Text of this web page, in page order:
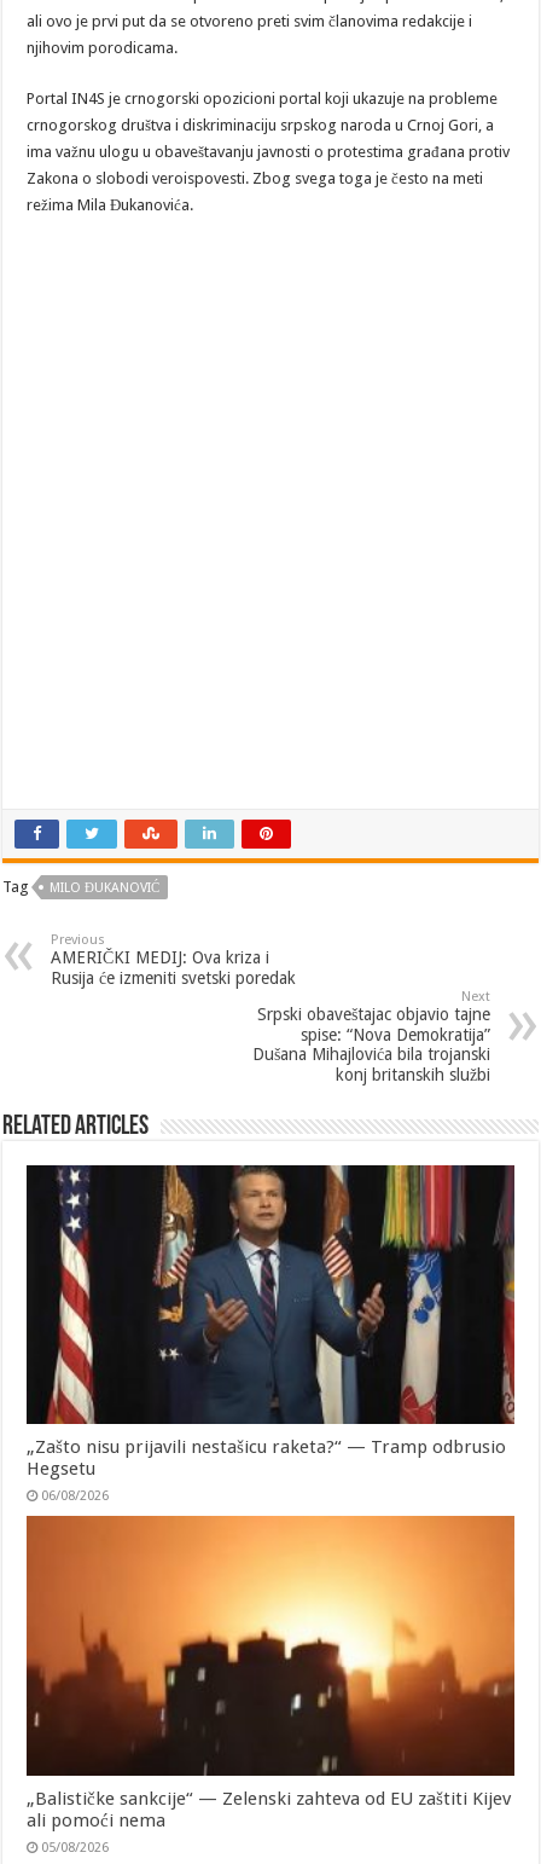
ali ovo je prvi put da se otvoreno preti svim članovima redakcije i
njihovim porodicama.
Portal IN4S je crnogorski opozicioni portal koji ukazuje na probleme
crnogorskog društva i diskriminaciju srpskog naroda u Crnoj Gori, a
ima važnu ulogu u obaveštavanju javnosti o protestima građana protiv
Zakona o slobodi veroispovesti. Zbog svega toga je često na meti
režima Mila Đukanovića.
Tag MILO ĐUKANOVIĆ
Previous
AMERIČKI MEDIJ: Ova kriza i
Rusija će izmeniti svetski poredak
Next
Srpski obaveštajac objavio tajne
spise: “Nova Demokratija”
Dušana Mihajlovića bila trojanski
konj britanskih službi
Related Articles
„Zašto nisu prijavili nestašicu raketa?“ — Tramp odbrusio
Hegsetu
06/08/2026
„Balističke sankcije“ — Zelenski zahteva od EU zaštiti Kijev
ali pomoći nema
05/08/2026